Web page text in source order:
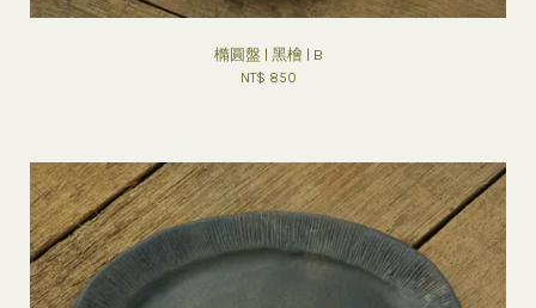
橢圓盤 | 黑檜 | B
NT$ 850